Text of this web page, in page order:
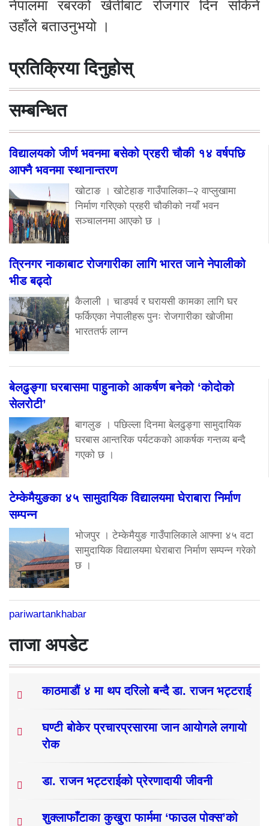
नेपालमा रबरको खेतीबाट रोजगार दिन सकिने
उहाँले बताउनुभयो ।
प्रतिक्रिया दिनुहोस्
सम्बन्धित
विद्यालयको जीर्ण भवनमा बसेको प्रहरी चौकी १४ वर्षपछि
आफ्नै भवनमा स्थानान्तरण
खोटाङ । खोटेहाङ गाउँपालिका–२ वाप्लुखामा
निर्माण गरिएको प्रहरी चौकीको नयाँ भवन
सञ्चालनमा आएको छ ।
त्रिनगर नाकाबाट रोजगारीका लागि भारत जाने नेपालीको
भीड बढ्दो
कैलाली । चाडपर्व र घरायसी कामका लागि घर
फर्किएका नेपालीहरू पुनः रोजगारीका खोजीमा
भारततर्फ लाग्न
बेलढुङ्गा घरबासमा पाहुनाको आकर्षण बनेको ‘कोदोको
सेलरोटी’
बागलुङ । पछिल्ला दिनमा बेलढुङ्गा सामुदायिक
घरबास आन्तरिक पर्यटकको आकर्षक गन्तव्य बन्दै
गएको छ ।
टेम्केमैयुङका ४५ सामुदायिक विद्यालयमा घेराबारा निर्माण
सम्पन्न
भोजपुर । टेम्केमैयुङ गाउँपालिकाले आफ्ना ४५ वटा
सामुदायिक विद्यालयमा घेराबारा निर्माण सम्पन्न गरेको
छ ।
pariwartankhabar
ताजा अपडेट
काठमाडौं ४ मा थप दरिलो बन्दै डा. राजन भट्टराई
घण्टी बोकेर प्रचारप्रसारमा जान आयोगले लगायो
रोक
डा. राजन भट्टराईको प्रेरणादायी जीवनी
शुक्लाफाँटाका कुखुरा फार्ममा ‘फाउल पोक्स’को